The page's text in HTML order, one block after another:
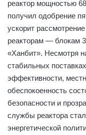
реактор мощностью
получил одобрение
ускорит
реакторам — блокам
«Ханбит». Несмотря
стабильных
эффективности,
обеспокоенность
безопасности и
службы реактора
энергетической